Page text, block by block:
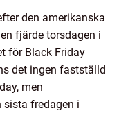
den amerikanska
fjärde torsdagen i
för Black Friday
det ingen fastställd
men
sista fredagen i